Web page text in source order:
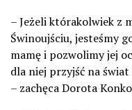
– Jeżeli którakolwiek z
Świnoujściu, jesteśmy
mamę i pozwolimy jej
dla niej przyjść na
– zachęca Dorota